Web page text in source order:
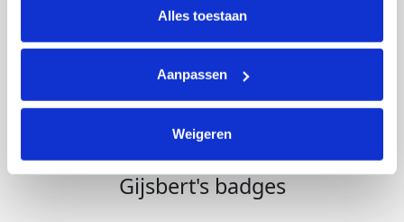
lijst met cookies is te vinden in het tabblad “details”.
Alles toestaan
Aanpassen
Weigeren
Opgehaald Streefbedrag
Word lid van ons team
Gijsbert's badges